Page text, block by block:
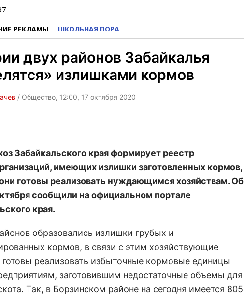
РЕКЛАМЫ ШКОЛЬНАЯ ПОРА
двух районов Забайкалья
излишками кормов
/ Общество, 12:00, 17 октября 2020
Забайкальского края формирует реестр
имеющих излишки заготовленных кормов,
готовы реализовать нуждающимся хозяйствам. Об
сообщили на официальном портале
края.
образовались излишки грубых и
кормов, в связи с этим хозяйствующие
готовы реализовать избыточные кормовые единицы
заготовившим недостаточные объемы для
Так, в Борзинском районе на сегодня имеется 805